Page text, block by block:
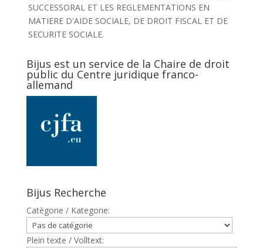
SUCCESSORAL ET LES REGLEMENTATIONS EN
MATIERE D'AIDE SOCIALE, DE DROIT FISCAL ET DE
SECURITE SOCIALE.
Bijus est un service de la Chaire de droit
public du Centre juridique franco-
allemand
Bijus Recherche
Catègorie / Kategorie:
Plein texte / Volltext: